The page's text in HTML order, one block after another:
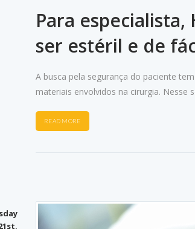
Para
ser estéril e de
A busca pela segurança do paciente
materiais envolvidos na cirurgia. Nesse
READ MORE